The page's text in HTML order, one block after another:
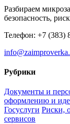
Разбираем
безопасность,
Телефон: +7 (383)
Рубрики
Документы и
оформлению и
Госуслуги Риски,
сервисов